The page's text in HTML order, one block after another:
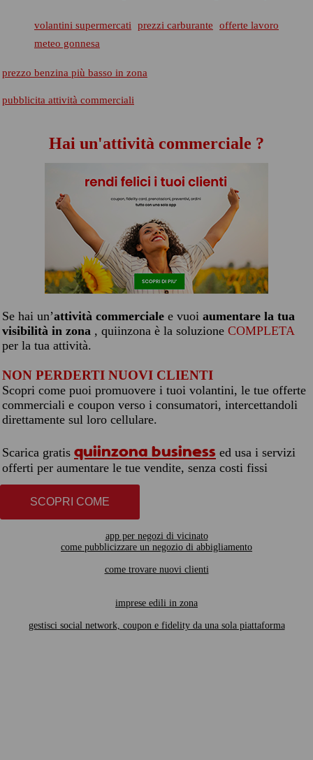
volantini supermercati prezzi carburante
offerte lavoro
meteo gonnesa
prezzo benzina più basso in zona
pubblicita attività commerciali
Hai un'attività commerciale ?
Se hai un’attività commerciale e vuoi aumentare la tua
visibilità in zona , quiinzona è la soluzione COMPLETA
per la tua attività.
NON PERDERTI NUOVI CLIENTI
Scopri come puoi promuovere i tuoi volantini, le tue offerte
commerciali e coupon verso i consumatori, intercettandoli
direttamente sul loro cellulare.
Scarica gratis quiinzona business ed usa i servizi
offerti per aumentare le tue vendite, senza costi fissi
SCOPRI COME
app per negozi di vicinato
come pubblicizzare un negozio di abbigliamento
come trovare nuovi clienti
imprese edili in zona
gestisci social network, coupon e fidelity da una sola piattaforma